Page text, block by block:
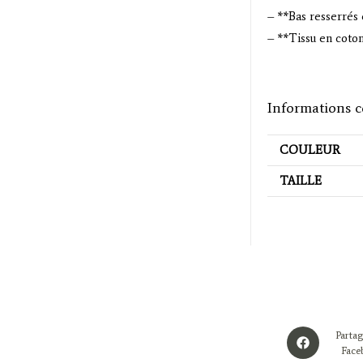
– **Bas
– **Tissu en
Informations
COULEUR
TAILLE
Opens
in